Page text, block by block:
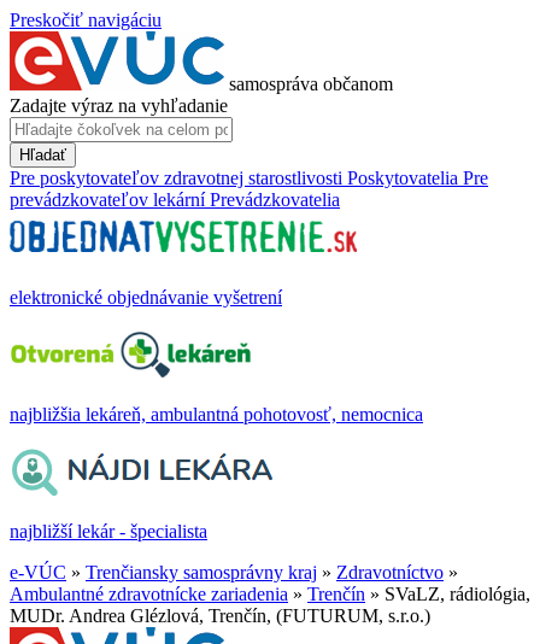
Preskočiť navigáciu
samospráva občanom
Zadajte výraz na vyhľadanie
Hľadať
Pre poskytovateľov zdravotnej starostlivosti Poskytovatelia Pre
prevádzkovateľov lekární Prevádzkovatelia
elektronické objednávanie vyšetrení
najbližšia lekáreň, ambulantná pohotovosť, nemocnica
najbližší lekár - špecialista
e-VÚC » Trenčiansky samosprávny kraj » Zdravotníctvo »
Ambulantné zdravotnícke zariadenia » Trenčín » SVaLZ, rádiológia,
MUDr. Andrea Glézlová, Trenčín, (FUTURUM, s.r.o.)